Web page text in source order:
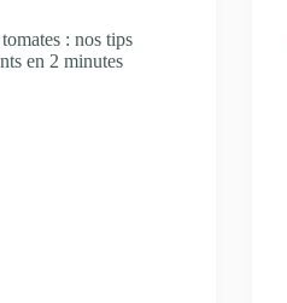
: nos tips
en 2 minutes